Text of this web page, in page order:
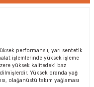
performanslı, yarı sentetik
işlemlerinde yüksek işleme
yüksek kalitedeki baz
Yüksek oranda yağ
olağanüstü takım yağlaması